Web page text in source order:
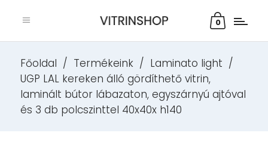
0
Főoldal / Termékeink / Laminato light /
UGP LAL kereken álló gördíthető vitrin,
laminált bútor lábazaton, egyszárnyú ajtóval
és 3 db polcszinttel 40x40x h140